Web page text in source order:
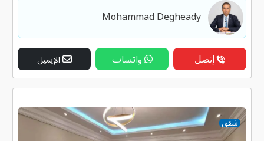
Mohammad Degheady
إتصل واتساب الإيميل
شقق